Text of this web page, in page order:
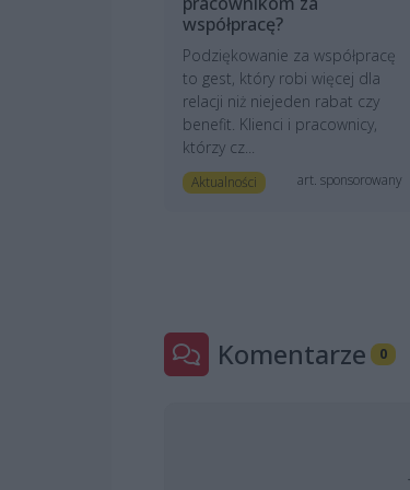
współpracę?
Podziękowanie za współpracę
to gest, który robi więcej dla
relacji niż niejeden rabat czy
benefit. Klienci i pracownicy,
którzy cz...
Aktualności art. sponsorowany
Komentarze 0